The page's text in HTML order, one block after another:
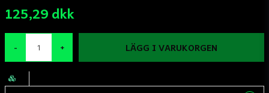
125,29 dkk
- + LÄGG I VARUKORGEN